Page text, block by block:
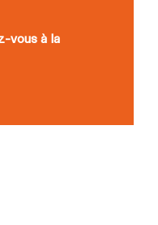
vous à la